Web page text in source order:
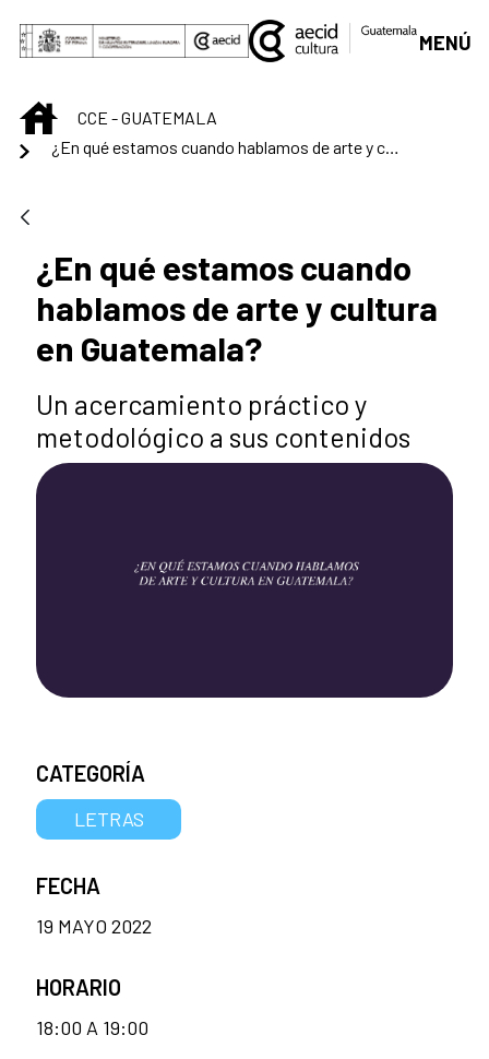
Saltar al contenido principal
MENÚ
INICIOCCE - GUATEMALA
¿En qué estamos cuando hablamos de arte y cultura en Guatemala?
¿En qué estamos cuando
hablamos de arte y cultura
en Guatemala?
Un acercamiento práctico y
metodológico a sus contenidos
CATEGORÍA
LETRAS
FECHA
19 MAYO 2022
HORARIO
18:00 A 19:00